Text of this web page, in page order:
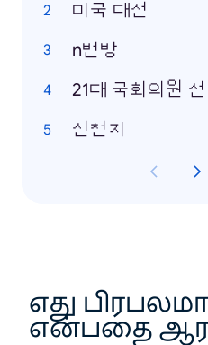
미국 대선
n번방
21대 국회의원
신천지
எது
என்பதை